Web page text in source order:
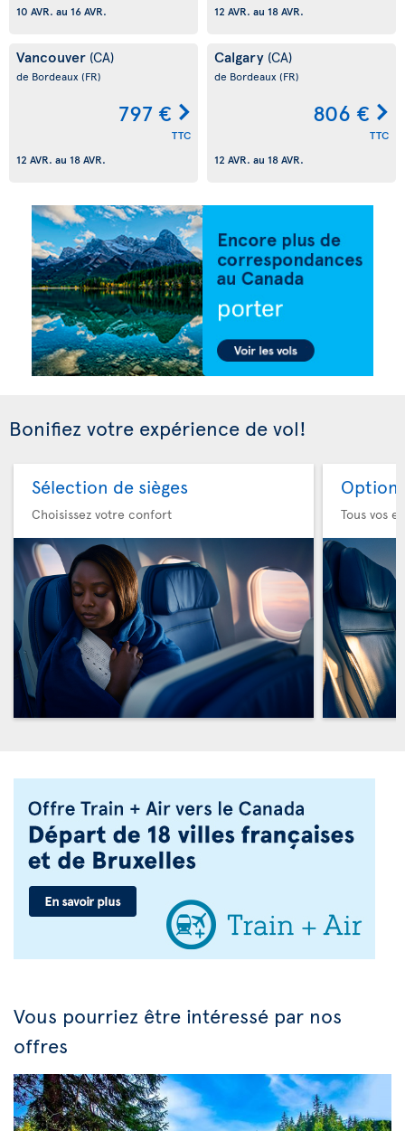
10 AVR. au 16 AVR.
12 AVR. au 18 AVR.
Vancouver (CA)
de Bordeaux (FR)
797 €
TTC
12 AVR. au 18 AVR.
Calgary (CA)
de Bordeaux (FR)
806 €
TTC
12 AVR. au 18 AVR.
Bonifiez votre expérience de vol!
Sélection de sièges
Choisissez votre confort
Option
Tous vos
Vous pourriez être intéressé par nos
offres